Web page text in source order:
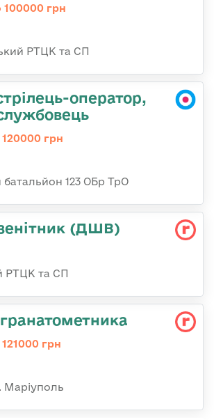
100000 грн
РТЦК та СП
оператор,
120000 грн
батальйон 123 ОБр ТрО
(ДШВ)
РТЦК та СП
грн
Маріуполь